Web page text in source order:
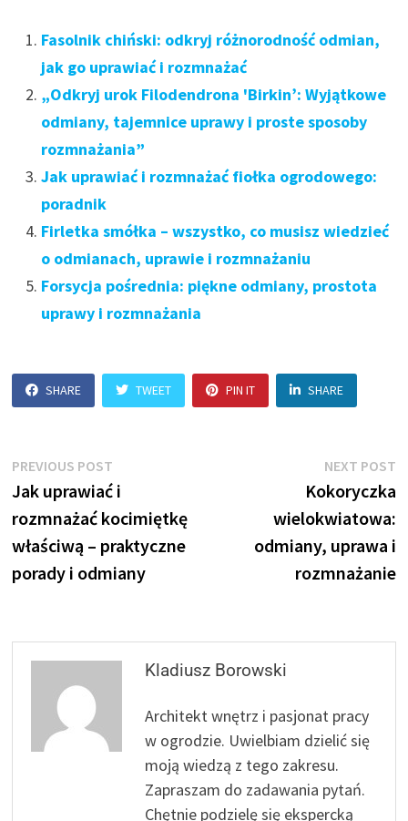
Fasolnik chiński: odkryj różnorodność odmian,
jak go uprawiać i rozmnażać
„Odkryj urok Filodendrona 'Birkin’: Wyjątkowe
odmiany, tajemnice uprawy i proste sposoby
rozmnażania”
Jak uprawiać i rozmnażać fiołka ogrodowego:
poradnik
Firletka smółka – wszystko, co musisz wiedzieć
o odmianach, uprawie i rozmnażaniu
Forsycja pośrednia: piękne odmiany, prostota
uprawy i rozmnażania
SHARE TWEET PIN IT SHARE
Nawigacja
wpisu
PREVIOUS POST
post:
Jak uprawiać i
rozmnażać kocimiętkę
właściwą – praktyczne
porady i odmiany
NEXT POST
Kokoryczka
wielokwiatowa:
odmiany, uprawa i
rozmnażanie
Kladiusz Borowski
Architekt wnętrz i pasjonat pracy
w ogrodzie. Uwielbiam dzielić się
moją wiedzą z tego zakresu.
Zapraszam do zadawania pytań.
Chętnie podzielę się ekspercką